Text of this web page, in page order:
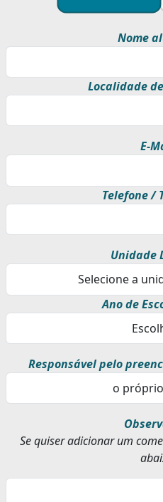
Nome
Localidade
E-
Telefone /
Unidade
Ano de
Responsável pelo
Se quiser adicionar um